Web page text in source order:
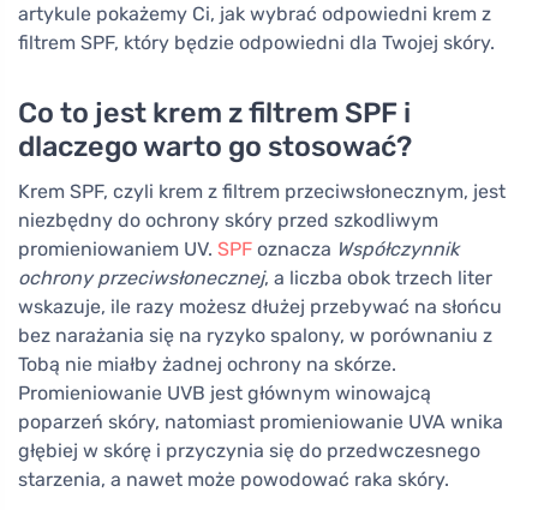
artykule pokażemy Ci, jak wybrać odpowiedni krem z
filtrem SPF, który będzie odpowiedni dla Twojej skóry.
Co to jest krem z filtrem SPF i
dlaczego warto go stosować?
Krem SPF, czyli krem z filtrem przeciwsłonecznym, jest
niezbędny do ochrony skóry przed szkodliwym
promieniowaniem UV. SPF oznacza Współczynnik
ochrony przeciwsłonecznej, a liczba obok trzech liter
wskazuje, ile razy możesz dłużej przebywać na słońcu
bez narażania się na ryzyko spalony, w porównaniu z
Tobą nie miałby żadnej ochrony na skórze.
Promieniowanie UVB jest głównym winowajcą
poparzeń skóry, natomiast promieniowanie UVA wnika
głębiej w skórę i przyczynia się do przedwczesnego
starzenia, a nawet może powodować raka skóry.